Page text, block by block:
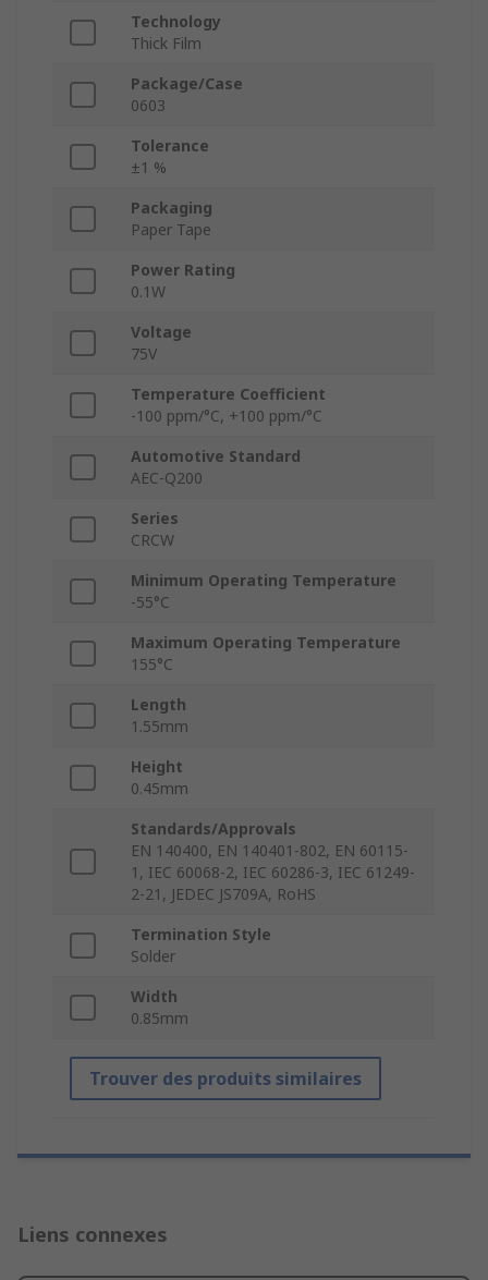
Technology
Thick Film
Package/Case
0603
Tolerance
±1 %
Packaging
Paper Tape
Power Rating
0.1W
Voltage
75V
Temperature Coefficient
-100 ppm/°C, +100 ppm/°C
Automotive Standard
AEC-Q200
Series
CRCW
Minimum Operating Temperature
-55°C
Maximum Operating Temperature
155°C
Length
1.55mm
Height
0.45mm
Standards/Approvals
EN 140400, EN 140401-802, EN 60115-
1, IEC 60068-2, IEC 60286-3, IEC 61249-
2-21, JEDEC JS709A, RoHS
Termination Style
Solder
Width
0.85mm
Trouver des produits similaires
Liens connexes